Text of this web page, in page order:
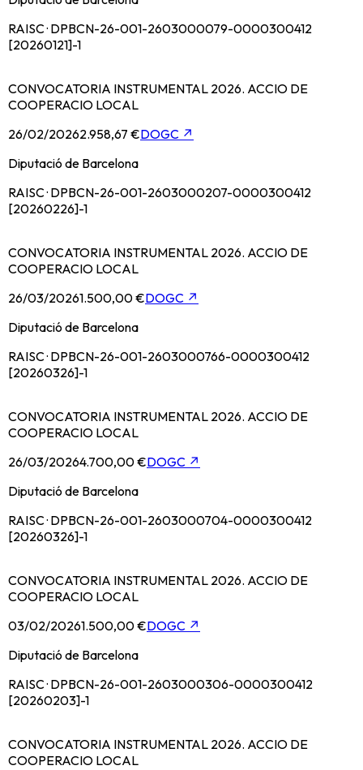
RAISC · DPBCN-26-001-2603000079-0000300412
[20260121]-1
CONVOCATORIA INSTRUMENTAL 2026. ACCIO DE
COOPERACIO LOCAL
26/02/20262.958,67 €DOGC ↗
Diputació de Barcelona
RAISC · DPBCN-26-001-2603000207-0000300412
[20260226]-1
CONVOCATORIA INSTRUMENTAL 2026. ACCIO DE
COOPERACIO LOCAL
26/03/20261.500,00 €DOGC ↗
Diputació de Barcelona
RAISC · DPBCN-26-001-2603000766-0000300412
[20260326]-1
CONVOCATORIA INSTRUMENTAL 2026. ACCIO DE
COOPERACIO LOCAL
26/03/20264.700,00 €DOGC ↗
Diputació de Barcelona
RAISC · DPBCN-26-001-2603000704-0000300412
[20260326]-1
CONVOCATORIA INSTRUMENTAL 2026. ACCIO DE
COOPERACIO LOCAL
03/02/20261.500,00 €DOGC ↗
Diputació de Barcelona
RAISC · DPBCN-26-001-2603000306-0000300412
[20260203]-1
CONVOCATORIA INSTRUMENTAL 2026. ACCIO DE
COOPERACIO LOCAL